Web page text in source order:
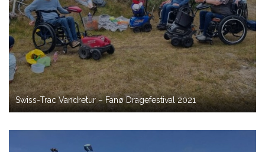
Swiss-Trac Vandretur – Fanø Dragefestival 2021